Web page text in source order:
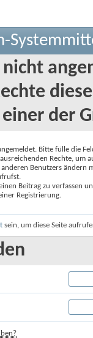
der
Bitte fülle die
Rechte, um
anderen Benutzers
Beitrag zu verfassen
Registrierung.
sein, um diese Seite